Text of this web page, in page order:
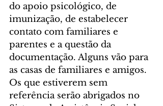
do apoio psicológico, de
imunização, de estabelecer
contato com familiares e
parentes e a questão da
documentação. Alguns vão para
as casas de familiares e amigos.
Os que estiverem sem
referência serão abrigados no